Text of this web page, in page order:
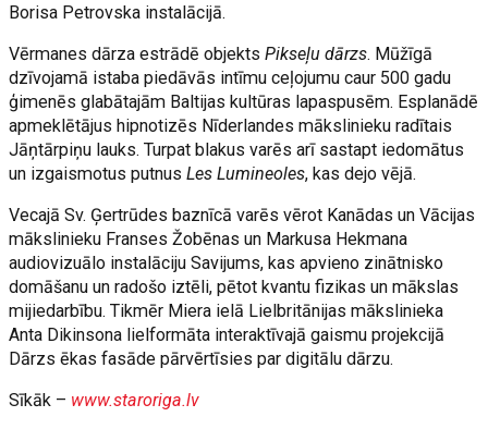
Borisa Petrovska instalācijā.
Vērmanes dārza estrādē objektsPikseļu dārzs. Mūžīgā
dzīvojamā istaba piedāvās intīmu ceļojumu caur 500 gadu
ģimenēs glabātajām Baltijas kultūras lapaspusēm. Esplanādē
apmeklētājus hipnotizēs Nīderlandes mākslinieku radītais
Jāņtārpiņu lauks. Turpat blakus varēs arī sastapt iedomātus
un izgaismotus putnusLes Lumineoles, kas dejo vējā.
Vecajā Sv. Ģertrūdes baznīcā varēs vērot Kanādas un Vācijas
mākslinieku Franses Žobēnas un Markusa Hekmana
audiovizuālo instalāciju Savijums, kas apvieno zinātnisko
domāšanu un radošo iztēli, pētot kvantu fizikas un mākslas
mijiedarbību. Tikmēr Miera ielā Lielbritānijas mākslinieka
Anta Dikinsona lielformāta interaktīvajā gaismu projekcijā
Dārzs ēkas fasāde pārvērtīsies par digitālu dārzu.
Sīkāk – www.staroriga.lv